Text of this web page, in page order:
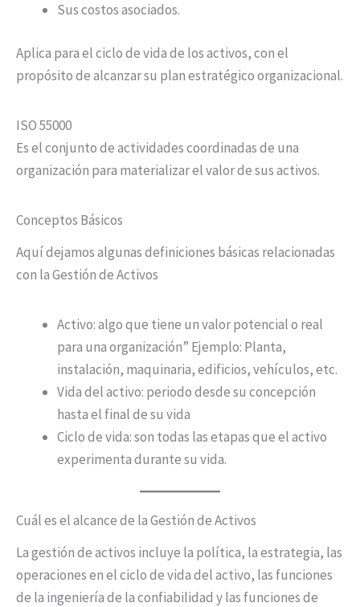
Sus costos asociados.
Aplica para el ciclo de vida de los activos, con el
propósito de alcanzar su plan estratégico organizacional.
ISO 55000
Es el conjunto de actividades coordinadas de una
organización para materializar el valor de sus activos.
Conceptos Básicos
Aquí dejamos algunas definiciones básicas relacionadas
con la Gestión de Activos
Activo: algo que tiene un valor potencial o real
para una organización” Ejemplo: Planta,
instalación, maquinaria, edificios, vehículos, etc.
Vida del activo: periodo desde su concepción
hasta el final de su vida
Ciclo de vida: son todas las etapas que el activo
experimenta durante su vida.
Cuál es el alcance de la Gestión de Activos
La gestión de activos incluye la política, la estrategia, las
operaciones en el ciclo de vida del activo, las funciones
de la ingeniería de la confiabilidad y las funciones de